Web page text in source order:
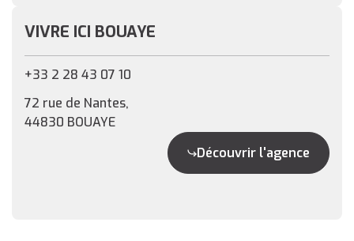
VIVRE ICI BOUAYE
+33 2 28 43 07 10
72 rue de Nantes,
44830 BOUAYE
Découvrir l'agence